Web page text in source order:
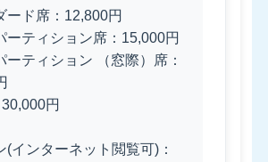
ード席：12,800円
ーティション席：15,000円
ーティション （窓際）席：
円
(インターネット閲覧可)：